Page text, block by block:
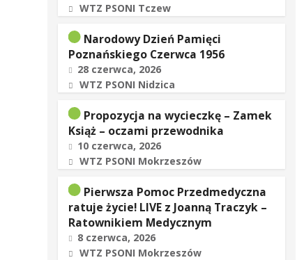
WTZ PSONI Tczew
Narodowy Dzień Pamięci
Poznańskiego Czerwca 1956
28 czerwca, 2026
WTZ PSONI Nidzica
Propozycja na wycieczkę – Zamek
Książ – oczami przewodnika
10 czerwca, 2026
WTZ PSONI Mokrzeszów
Pierwsza Pomoc Przedmedyczna
ratuje życie! LIVE z Joanną Traczyk –
Ratownikiem Medycznym
8 czerwca, 2026
WTZ PSONI Mokrzeszów